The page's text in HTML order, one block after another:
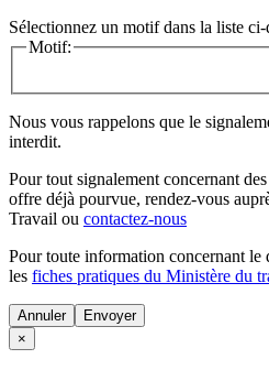
Sélectionnez un motif dans la liste ci-
Motif:
Nous vous rappelons que le
interdit.
Pour tout signalement concernant des
offre déjà pourvue, rendez-vous
Travail ou contactez-nous
Pour toute information concernant le
les fiches pratiques du Ministère du
Annuler
×